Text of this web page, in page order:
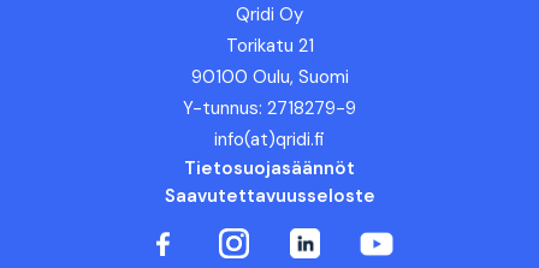
Qridi Oy
Torikatu 21
90100 Oulu, Suomi
Y-tunnus: 2718279-9
info(at)qridi.fi
Tietosuojasäännöt
Saavutettavuusseloste